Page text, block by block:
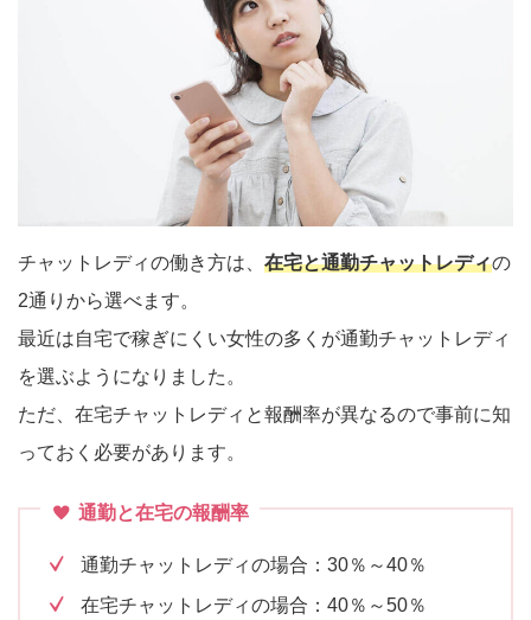
チャットレディの働き方は、 在宅と通勤チャットレディの
2通りから選べます。
最近は自宅で稼ぎにくい女性の多くが通勤チャットレディ
を選ぶようになりました。
ただ、在宅チャットレディと報酬率が異なるので事前に知
っておく必要があります。
通勤と在宅の報酬率
通勤チャットレディの場合：30％～40％
在宅チャットレディの場合：40％～50％